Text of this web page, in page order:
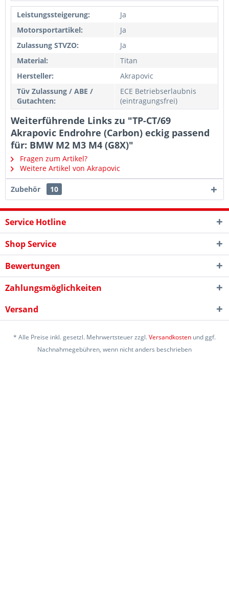
Leistungssteigerung:
Ja
Motorsportartikel:
Ja
Zulassung STVZO:
Ja
Material:
Titan
Hersteller:
Akrapovic
Tüv Zulassung / ABE /
Gutachten:
ECE Betriebserlaubnis
(eintragungsfrei)
Weiterführende Links zu "TP-CT/69
Akrapovic Endrohre (Carbon) eckig passend
für: BMW M2 M3 M4 (G8X)"
Fragen zum Artikel?
Weitere Artikel von Akrapovic
Zubehör 10
Service Hotline
Shop Service
Bewertungen
Zahlungsmöglichkeiten
Versand
* Alle Preise inkl. gesetzl. Mehrwertsteuer zzgl.Versandkosten und ggf.
Nachnahmegebühren, wenn nicht anders beschrieben